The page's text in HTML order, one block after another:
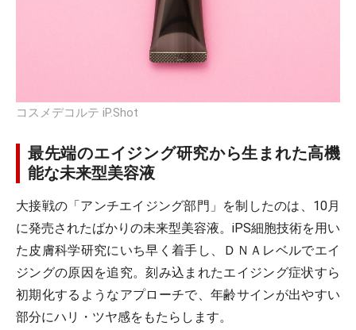
コスメデコルテ iP.Shot
最先端のエイジング研究から生まれた高機
能な未来型美容液
大接戦の「アンチエイジング部門」を制したのは、10月
に発売されたばかりの未来型美容液。iPS細胞技術を用い
た皮膚科学研究にいち早く着手し、ＤＮＡレベルでエイ
ジングの原因を追究。刻み込まれたエイジング症状すら
初期化するようなアプローチで、年齢サインが出やすい
部分にハリ・ツヤ感をもたらします。